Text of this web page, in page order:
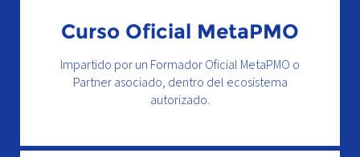
Curso Oficial MetaPMO
Impartido por un Formador Oficial MetaPMO o
Partner asociado, dentro del ecosistema
autorizado.